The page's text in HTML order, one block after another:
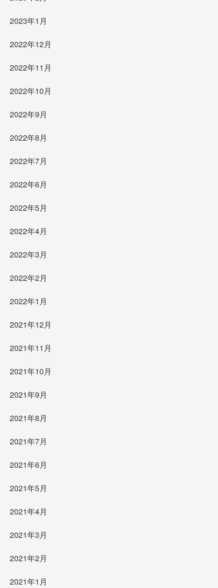
2023年1月
2022年12月
2022年11月
2022年10月
2022年9月
2022年8月
2022年7月
2022年6月
2022年5月
2022年4月
2022年3月
2022年2月
2022年1月
2021年12月
2021年11月
2021年10月
2021年9月
2021年8月
2021年7月
2021年6月
2021年5月
2021年4月
2021年3月
2021年2月
2021年1月